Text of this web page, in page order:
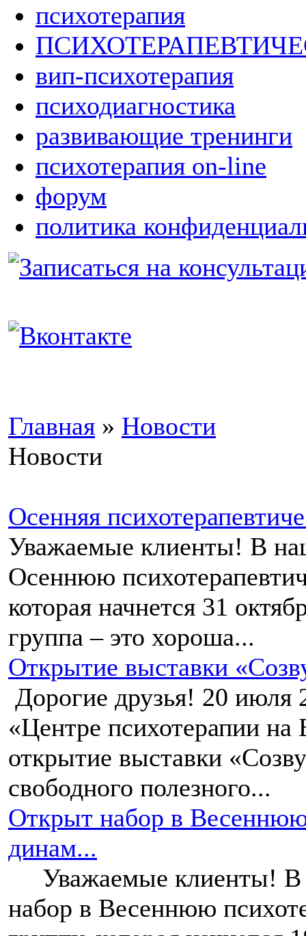
психотерапия
вип-психотерапия
психодиагностика
развивающие тренинги
психотерапия on-line
форум
политика
Главная » Новости
Новости
Осенняя
Уважаемые клиенты! В
Осеннюю
которая начнется 31
группа – это хороша...
Открытие выставки
Дорогие друзья! 20 июля
«Центре психотерапии на
открытие выставки
свободного полезного...
Открыт набор в
динам...
Уважаемые клиенты! В
набор в Весеннюю